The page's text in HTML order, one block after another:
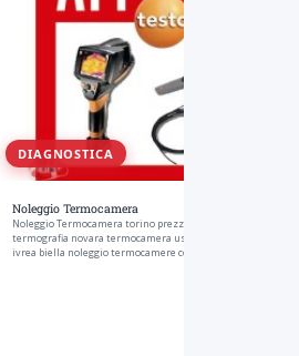
DIAGNOSTICA
Noleggio Termocamera
Noleggio Termocamera torino prezzi costo noleggiare
termografia novara termocamera usata milano verona
ivrea biella noleggio termocamere con…